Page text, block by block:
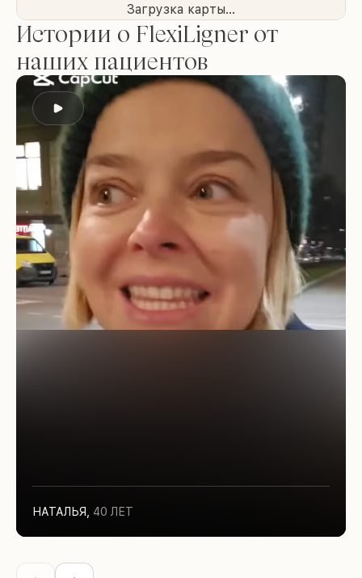
Загрузка карты...
Истории о FlexiLigner от
наших пациентов
НАТАЛЬЯ 40 ЛЕТ